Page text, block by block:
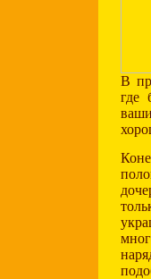
В
где